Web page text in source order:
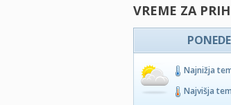
VREME ZA
Najnižja
Najvišja